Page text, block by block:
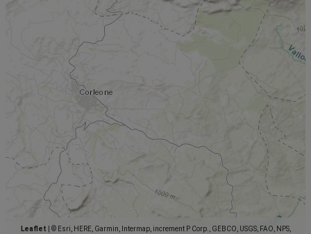
Leaflet
© Esri, HERE, Garmin, Intermap, increment P Corp., GEBCO, USGS, FAO, NPS,